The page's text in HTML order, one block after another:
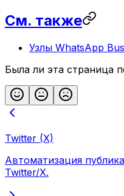
См. также
Узлы WhatsApp
Была ли эта страница
Twitter (X)
Автоматизация
Twitter/X.